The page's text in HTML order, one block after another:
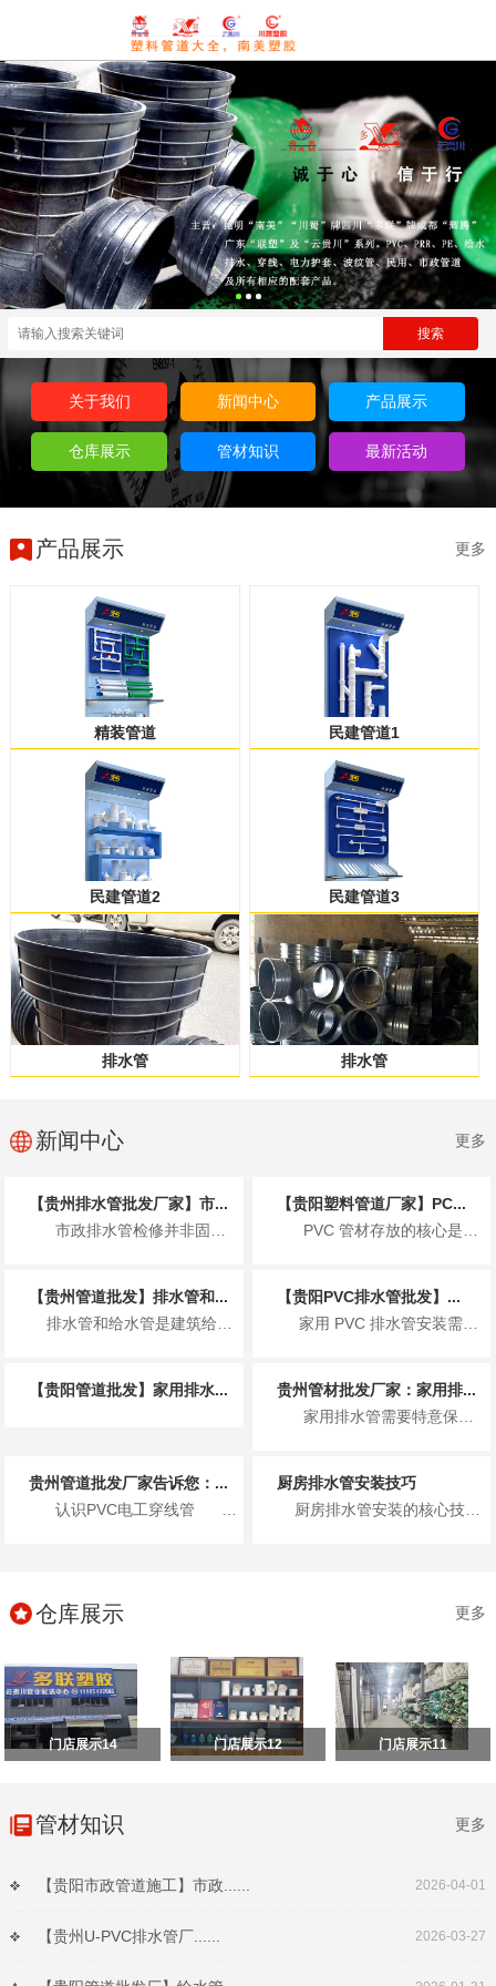
关于我们 新闻中心 产品展示
仓库展示 管材知识 最新活动
产品展示 更多
精装管道 民建管道1
民建管道2 民建管道3
排水管 排水管
新闻中心 更多
【贵州排水管批发厂家】市...
市政排水管检修并非固定周期，而是按日常巡查、定期检测、专项清淤、全面大修分级执...
【贵阳塑料管道厂家】PC...
PVC 管材存放的核心是控温避光、防潮通风、规范堆放、远离污染、先进先出，防止...
【贵州管道批发】排水管和...
排水管和给水管是建筑给排水系统的核心管材，二者因服务场景、介质特性不同，在用途上有着明确且严...
【贵阳PVC排水管批发】...
家用 PVC 排水管安装需遵循 规范操作、防漏防堵、适配环境 三大核心原则，核心...
【贵阳管道批发】家用排水...
贵州管材批发厂家：家用排...
家用排水管需要特意保养，适当的保养可以延长排水管的使用寿命，保持排水顺畅，避免...
贵州管道批发厂家告诉您：...
认识PVC电工穿线管 首先，咱们得了...
厨房排水管安装技巧
厨房排水管安装的核心技巧包括：进行排水检查、进行管路分析、准确弹线定位、合理安装施工以及安装...
仓库展示 更多
门店展示14 门店展示12 门店展示11
管材知识 更多
【贵阳市政管道施工】市政...... 2026-04-01
【贵州U-PVC排水管厂...... 2026-03-27